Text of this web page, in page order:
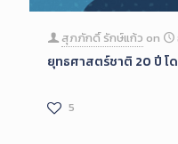
สุภภักดิ์ รักษ์แก้ว on
ยุทธศาสตร์ชาติ 20 ปี
5